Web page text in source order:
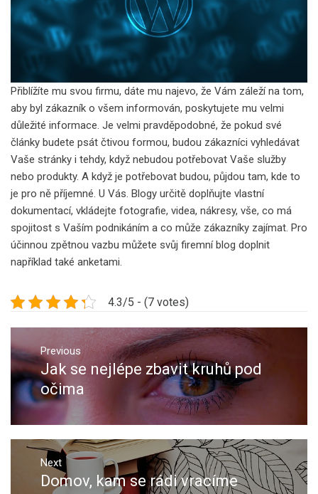
Přiblížíte mu svou firmu, dáte mu najevo, že Vám záleží na tom,
aby byl zákazník o všem informován, poskytujete mu velmi
důležité informace. Je velmi pravděpodobné, že pokud své
články budete psát čtivou formou, budou zákazníci vyhledávat
Vaše stránky i tehdy, když nebudou potřebovat Vaše služby
nebo produkty. A když je potřebovat budou, půjdou tam, kde to
je pro ně příjemné. U Vás. Blogy určitě doplňujte vlastní
dokumentací, vkládejte fotografie, videa, nákresy, vše, co má
spojitost s Vaším podnikáním a co může zákazníky zajímat. Pro
účinnou zpětnou vazbu můžete svůj firemní blog doplnit
například také anketami.
4.3/5 - (7 votes)
Navigace
pro
příspěvek
Previous
Previous
post:
Jak se nejlépe zbavit kruhů pod
očima
Next
Next
Domov, kam se rádi vracíme